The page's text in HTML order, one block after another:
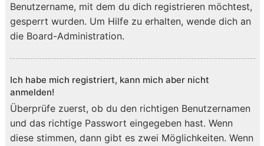
Benutzername, mit dem du dich registrieren möchtest,
gesperrt wurden. Um Hilfe zu erhalten, wende dich an
die Board-Administration.
Ich habe mich registriert, kann mich aber nicht
anmelden!
Überprüfe zuerst, ob du den richtigen Benutzernamen
und das richtige Passwort eingegeben hast. Wenn
diese stimmen, dann gibt es zwei Möglichkeiten. Wenn